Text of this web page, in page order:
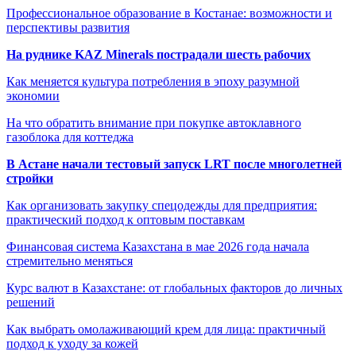
Профессиональное образование в Костанае: возможности и
перспективы развития
На руднике KAZ Minerals пострадали шесть рабочих
Как меняется культура потребления в эпоху разумной
экономии
На что обратить внимание при покупке автоклавного
газоблока для коттеджа
В Астане начали тестовый запуск LRT после многолетней
стройки
Как организовать закупку спецодежды для предприятия:
практический подход к оптовым поставкам
Финансовая система Казахстана в мае 2026 года начала
стремительно меняться
Курс валют в Казахстане: от глобальных факторов до личных
решений
Как выбрать омолаживающий крем для лица: практичный
подход к уходу за кожей